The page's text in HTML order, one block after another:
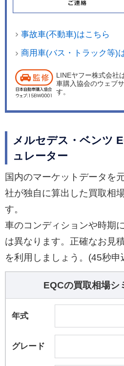
事故車(不動車)はこちら
商用車(バス・トラック等)
LINEヤフー株式会社
車購入協会のウェブ
す。
メルセデス・ベンツ
ュレーター
国内のマーケットデータを
社が独自に算出した買取相
す。
車のコンディションや時期
は異なります。正確なお見
を利用しましょう。(45秒申
EQCの買取相場シ
年式
グレード